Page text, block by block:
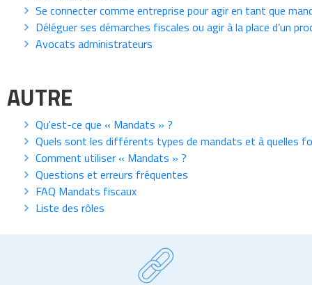
Se connecter comme entreprise pour agir en tant que
Déléguer ses démarches fiscales ou agir à la place d’un
Avocats administrateurs
AUTRE
Qu'est-ce que « Mandats » ?
Quels sont les différents types de mandats et à quelles
Comment utiliser « Mandats » ?
Questions et erreurs fréquentes
FAQ Mandats fiscaux
Liste des rôles